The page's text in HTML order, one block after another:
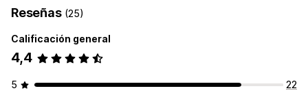
Páginas de productos
Opciones de tiempo
Recurrente
Programado
Minuto fijo
Promocional Cuenta regresiva
Personalización
Posición del banner
Reseñas (25)
Calificación general
4,4
5
22